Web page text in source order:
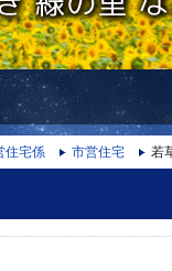
めき 緑の里 なよろ
住宅係 市営住宅 若